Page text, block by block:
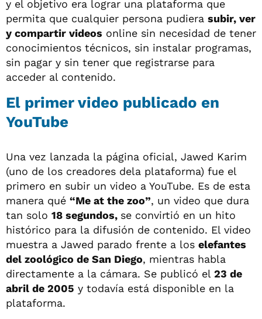
y el objetivo era lograr una plataforma que
permita que cualquier persona pudiera subir, ver
y compartir videos online sin necesidad de tener
conocimientos técnicos, sin instalar programas,
sin pagar y sin tener que registrarse para
acceder al contenido.
El primer video publicado en
YouTube
Una vez lanzada la página oficial, Jawed Karim
(uno de los creadores dela plataforma) fue el
primero en subir un video a YouTube. Es de esta
manera qué “Me at the zoo”, un video que dura
tan solo 18 segundos, se convirtió en un hito
histórico para la difusión de contenido. El video
muestra a Jawed parado frente a los elefantes
del zoológico de San Diego, mientras habla
directamente a la cámara. Se publicó el 23 de
abril de 2005 y todavía está disponible en la
plataforma.